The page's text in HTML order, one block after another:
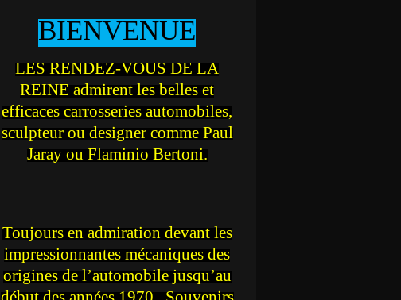
BIENVENUE
LES RENDEZ-VOUS DE LA
REINE admirent les belles et
efficaces carrosseries automobiles,
sculpteur ou designer comme Paul
Jaray ou Flaminio Bertoni.
Toujours en admiration devant les
impressionnantes mécaniques des
origines de l’automobile jusqu’au